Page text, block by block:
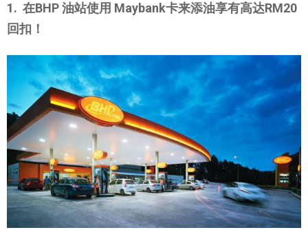
1. 在BHP 油站使用 Maybank卡来添油享有高达RM20
回扣！